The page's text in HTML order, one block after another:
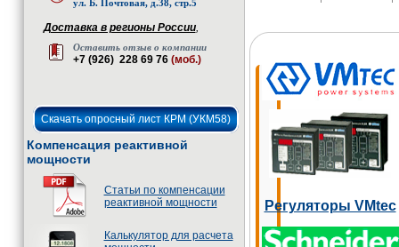
ул. Б. Почтовая, д.38, стр.5
Доставка в регионы России,
Оставить отзыв о компании
+7 (926) 228 69 76 (моб.)
Скачать опросный лист КРМ (УКМ58)
Компенсация реактивной
мощности
Статьи по компенсации
реактивной мощности
Калькулятор для расчета
Регуляторы VMtec